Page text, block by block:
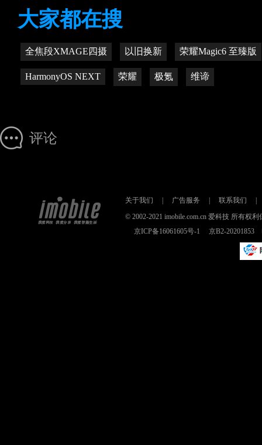
大家都在搜
全焦段XMAGE四摄 以旧换新 荣耀Magic6 至臻版
HarmonyOS NEXT 荣耀 极氪 维谛
评论
关于我们 广告服务 联系我们
© 2002-2021 imobile.com.cn 爱科技 所有权
京ICP备16061605号-1
京B2-20201853